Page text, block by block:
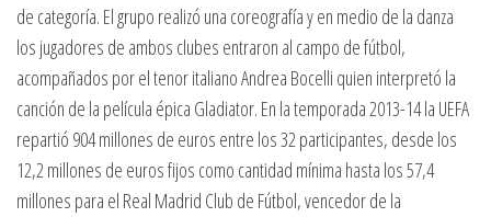
de categoría. El grupo realizó una coreografía y en medio de la danza
los jugadores de ambos clubes entraron al campo de fútbol,
acompañados por el tenor italiano Andrea Bocelli quien interpretó la
canción de la película épica Gladiator. En la temporada 2013-14 la UEFA
repartió 904 millones de euros entre los 32 participantes, desde los
12,2 millones de euros fijos como cantidad mínima hasta los 57,4
millones para el Real Madrid Club de Fútbol, vencedor de la